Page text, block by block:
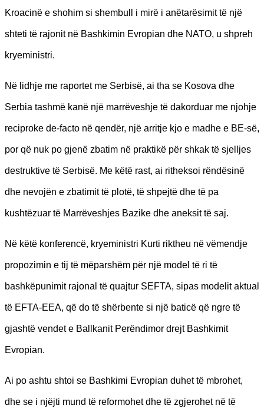
Kroacinë e shohim si shembull i mirë i anëtarësimit të një
shteti të rajonit në Bashkimin Evropian dhe NATO, u shpreh
kryeministri.
Në lidhje me raportet me Serbisë, ai tha se Kosova dhe
Serbia tashmë kanë një marrëveshje të dakorduar me njohje
reciproke de-facto në qendër, një arritje kjo e madhe e BE-së,
por që nuk po gjenë zbatim në praktikë për shkak të sjelljes
destruktive të Serbisë. Me këtë rast, ai ritheksoi rëndësinë
dhe nevojën e zbatimit të plotë, të shpejtë dhe të pa
kushtëzuar të Marrëveshjes Bazike dhe aneksit të saj.
Në këtë konferencë, kryeministri Kurti riktheu në vëmendje
propozimin e tij të mëparshëm për një model të ri të
bashkëpunimit rajonal të quajtur SEFTA, sipas modelit aktual
të EFTA-EEA, që do të shërbente si një baticë që ngre të
gjashtë vendet e Ballkanit Perëndimor drejt Bashkimit
Evropian.
Ai po ashtu shtoi se Bashkimi Evropian duhet të mbrohet,
dhe se i njëjti mund të reformohet dhe të zgjerohet në të